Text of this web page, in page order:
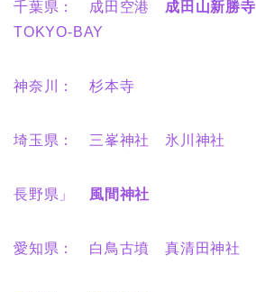
千葉県： 成田空港 成田山新勝寺
TOKYO-BAY
神奈川： 杉本寺
埼玉県： 三峯神社 氷川神社
長野県」 風間神社
愛知県： 白鳥古墳 真清田神社